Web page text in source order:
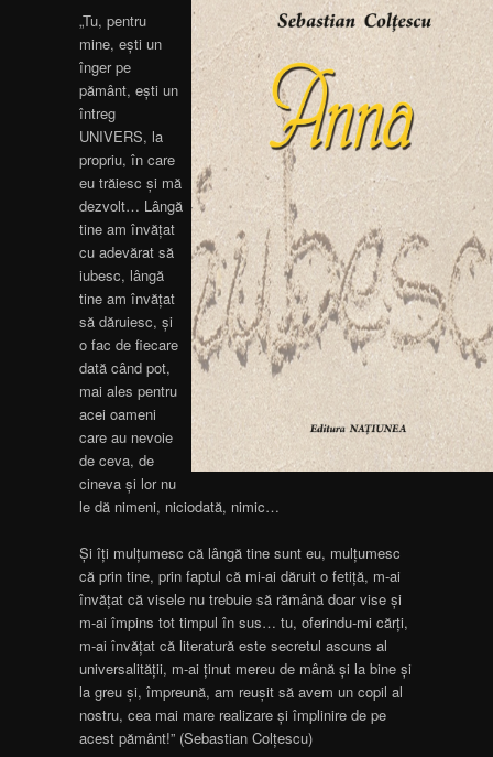
„Tu, pentru
mine, ești un
înger pe
pământ, ești un
întreg
UNIVERS, la
propriu, în care
eu trăiesc și mă
dezvolt… Lângă
tine am învățat
cu adevărat să
iubesc, lângă
tine am învățat
să dăruiesc, și
o fac de fiecare
dată când pot,
mai ales pentru
acei oameni
care au nevoie
de ceva, de
cineva și lor nu
le dă nimeni, niciodată, nimic…
Și îți mulțumesc că lângă tine sunt eu, mulțumesc
că prin tine, prin faptul că mi-ai dăruit o fetiță, m-ai
învățat că visele nu trebuie să rămână doar vise și
m-ai împins tot timpul în sus… tu, oferindu-mi cărți,
m-ai învățat că literatură este secretul ascuns al
universalității, m-ai ținut mereu de mână și la bine și
la greu și, împreună, am reușit să avem un copil al
nostru, cea mai mare realizare și împlinire de pe
acest pământ!” (Sebastian Colțescu)